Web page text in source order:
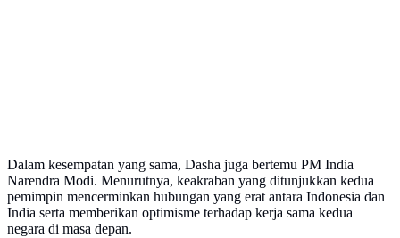
Dalam kesempatan yang sama, Dasha juga bertemu PM India
Narendra Modi. Menurutnya, keakraban yang ditunjukkan kedua
pemimpin mencerminkan hubungan yang erat antara Indonesia dan
India serta memberikan optimisme terhadap kerja sama kedua
negara di masa depan.